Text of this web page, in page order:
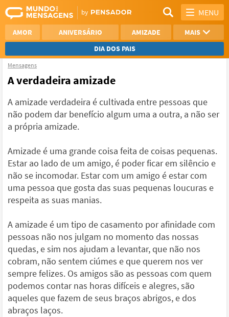
MENU
AMOR ANIVERSÁRIO AMIZADE
MAIS
DIA DOS PAIS
REFLEXÃO
NAMORO
VER TODAS
Mensagens
A verdadeira amizade
A amizade verdadeira é cultivada entre pessoas que
não podem dar benefício algum uma a outra, a não ser
a própria amizade.
Amizade é uma grande coisa feita de coisas pequenas.
Estar ao lado de um amigo, é poder ficar em silêncio e
não se incomodar. Estar com um amigo é estar com
uma pessoa que gosta das suas pequenas loucuras e
respeita as suas manias.
A amizade é um tipo de casamento por afinidade com
pessoas não nos julgam no momento das nossas
quedas, e sim nos ajudam a levantar, que não nos
cobram, não sentem ciúmes e que querem nos ver
sempre felizes. Os amigos são as pessoas com quem
podemos contar nas horas difíceis e alegres, são
aqueles que fazem de seus braços abrigos, e dos
abraços laços.